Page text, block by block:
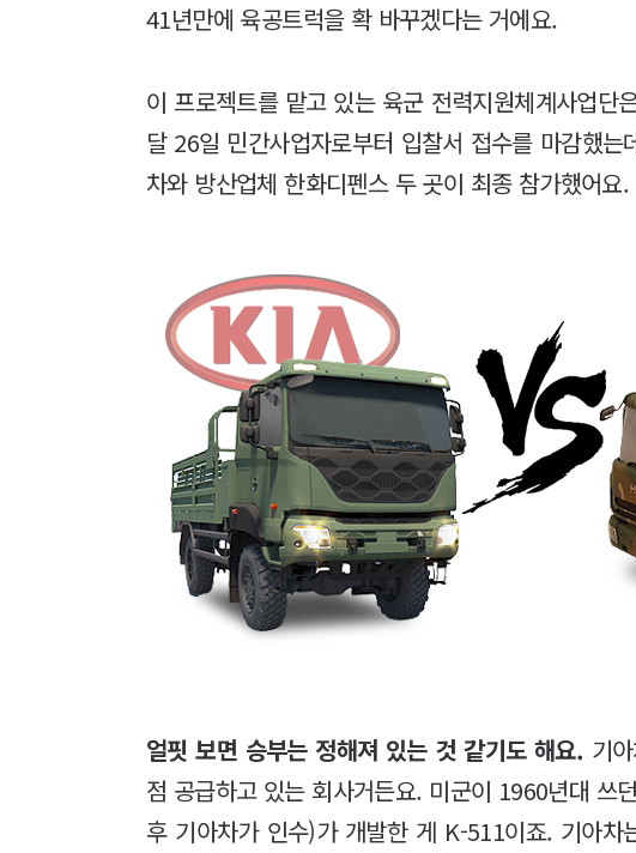
41년만에 육공트럭을 확 바꾸겠다는 거에요.
이 프로젝트를 맡고 있는 육군 전력지원체계사업단
달 26일 민간사업자로부터 입찰서 접수를 마감했
차와 방산업체 한화디펜스 두 곳이 최종 참가했어요.
얼핏 보면 승부는 정해져 있는 것 같기도 해요. 기
점 공급하고 있는 회사거든요. 미군이 1960년대 쓰
후 기아차가 인수)가 개발한 게 K-511이죠. 기아